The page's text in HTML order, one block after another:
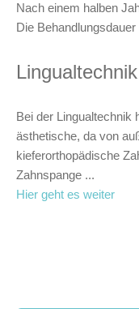
Nach einem halben
Die
Lingualtechnik
Bei der Lingualtechnik
ästhetische, da von
kieferorthopädische
Zahnspange ...
Hier geht es weiter